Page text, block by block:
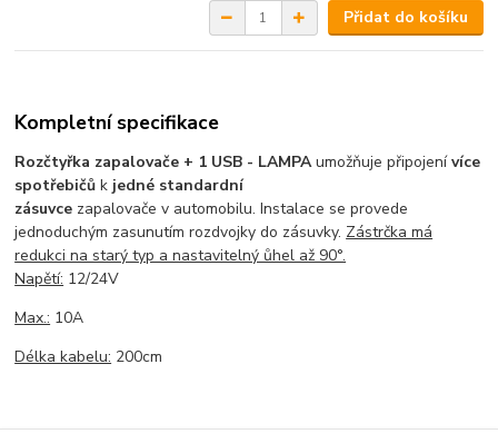
Přidat do košíku
Kompletní specifikace
Rozčtyřka zapalovače + 1 USB - LAMPAumožňuje připojenívíce
spotřebičů k jedné standardní
zásuvce zapalovače v automobilu. Instalace se provede
jednoduchým zasunutím rozdvojky do zásuvky. Zástrčka má
redukci na starý typ a nastavitelný ůhel až 90°.
Napětí: 12/24V
Max.: 10A
Délka kabelu: 200cm